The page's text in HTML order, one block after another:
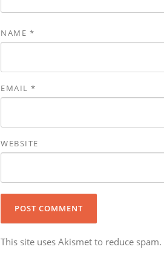
NAME *
EMAIL *
WEBSITE
This site uses Akismet to reduce spam.